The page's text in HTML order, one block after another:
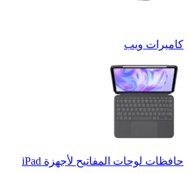
كاميرات ويب
حافظات لوحات المفاتيح لأجهزة ‏iPad